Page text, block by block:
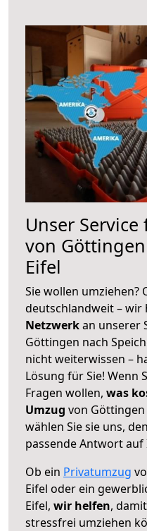
Unser
von
Eifel
Sie wollen umziehen?
deutschlandweit – wir
Netzwerkan unserer
Göttingen nach
nicht weiterwissen –
Lösung für Sie! Wenn
Fragen wollen, was
Umzug von Göttingen
wählen Sie sie uns,
passende Antwort
Ob ein Privatumzug
Eifel oder ein
Eifel, wir helfen,
stressfrei umziehen